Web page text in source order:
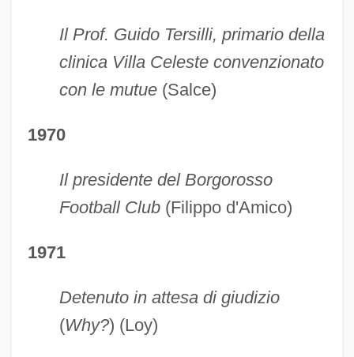
Il Prof. Guido Tersilli, primario della
clinica Villa Celeste convenzionato
con le mutue(Salce)
1970
Il presidente del Borgorosso
Football Club(Filippo d'Amico)
1971
Detenuto in attesa di giudizio
(Why?) (Loy)